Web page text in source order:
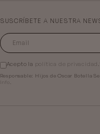
SUSCRÍBETE A NUESTRA
Acepto la política de privacidad
Responsable: Hijos de Oscar Botella
Info